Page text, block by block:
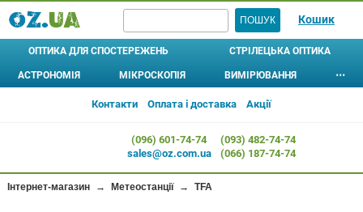
Кошик
ОПТИКА ДЛЯ СПОСТЕРЕЖЕНЬ
ШТАТИВИ
СТРІЛЕЦЬКА ОПТИКА
ПРИЦІЛИ ОПТИЧНІ
ПРИЦІЛИ ЛАЗЕРНІ (ЛЦВ)
АСТРОНОМІЯ
Для дітей
АСТРОБІНОКЛІ⊚⊚
ФІЛЬТРИ
МІКРОСКОПІЯ
МІКРОСКОПИ
Шкільні
Лабораторні
Кишенькові
ВИМІРЮВАННЯ
АЛКОТЕСТЕРИ
АНЕМОМЕТРИ
⋯
Контакти Оплата і доставка Акції
(096) 601-74-74
sales@oz.com.ua
(093) 482-74-74
(066) 187-74-74
Інтернет-магазин → Метеостанції → TFA